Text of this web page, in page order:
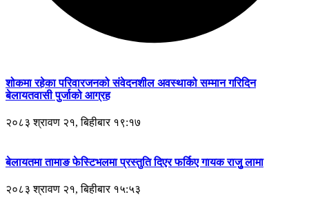
शोकमा रहेका परिवारजनको संवेदनशील अवस्थाको सम्मान गरिदिन
बेलायतवासी पुर्जाको आग्रह
२०८३ श्रावण २१, बिहीबार १९:१७
बेलायतमा तामाङ फेस्टिभलमा प्रस्तुति दिएर फर्किए गायक राजुु लामा
२०८३ श्रावण २१, बिहीबार १५:५३